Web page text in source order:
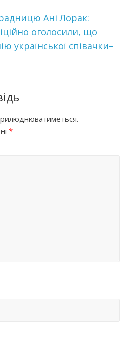
Ані Лорак:
оголосили, що
української співачки–
*